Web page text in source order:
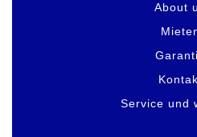
About
Service und